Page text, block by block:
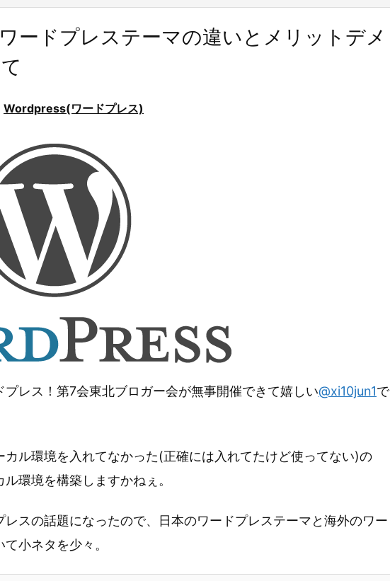
ードプレステーマの違いとメリットデメ
Wordpress(ワードプレス)
プレス！第7会東北ブロガー会が無事開催できて嬉しい@xi10jun1で
カル環境を入れてなかった(正確には入れてたけど使ってない)の
環境を構築しますかねぇ。
レスの話題になったので、日本のワードプレステーマと海外のワー
小ネタを少々。